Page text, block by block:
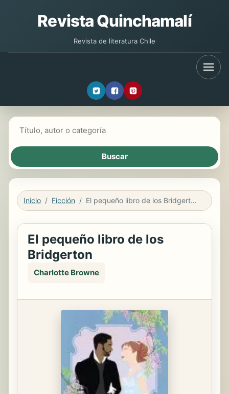
Revista Quinchamalí
Revista de literatura Chile
Inicio Ficción El pequeño libro de los Bridgerton
El pequeño libro de los
Bridgerton
Charlotte Browne